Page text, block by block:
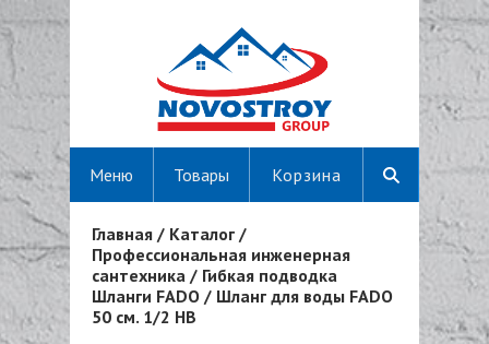
Корзина
Меню Товары
Вы здесь
Главная / Каталог /
Профессиональная инженерная
сантехника / Гибкая подводка
Шланги FADO / Шланг для воды FADO
50 см. 1/2 НВ